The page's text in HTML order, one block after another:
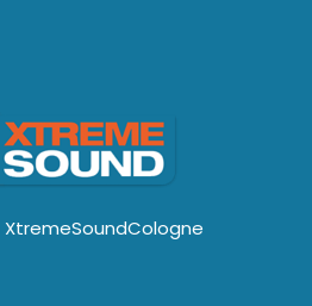
XtremeSoundCologne